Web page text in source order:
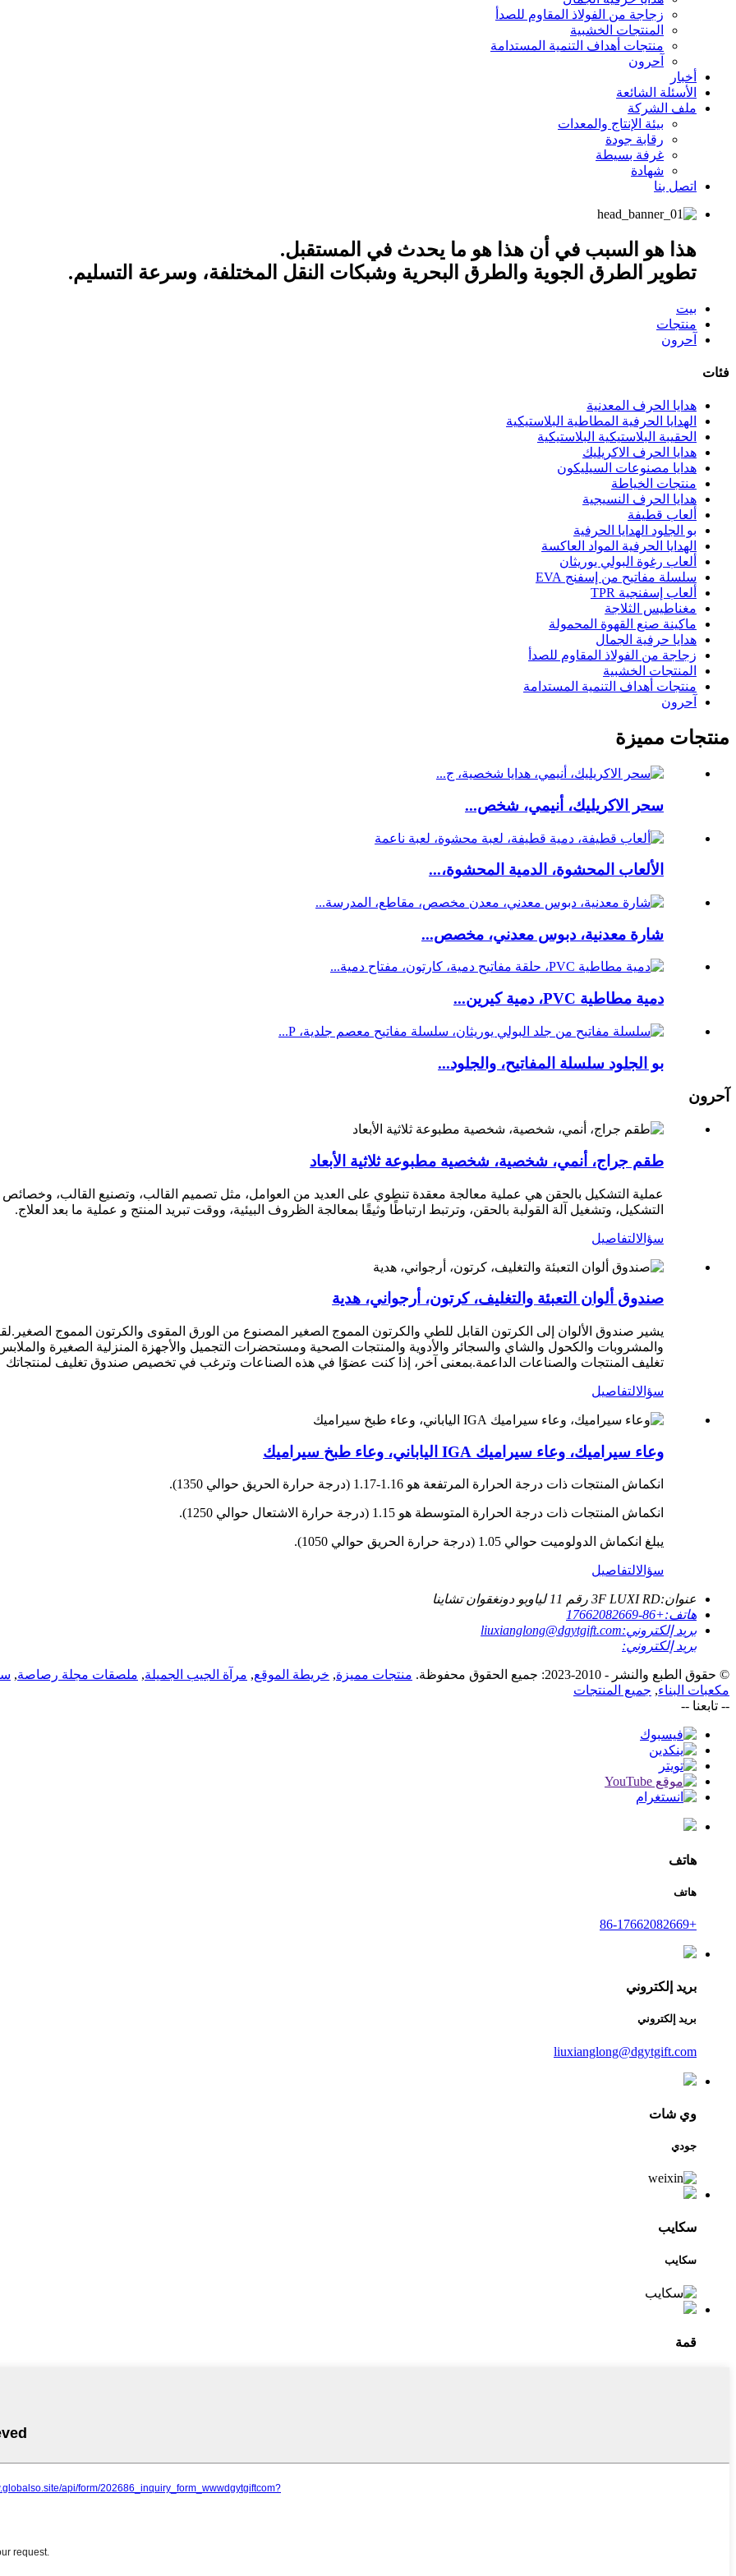
زجاجة من الفولاذ المقاوم للصدأ
المنتجات الخشبية
منتجات أهداف التنمية المستدامة
آحرون
أخبار
الأسئلة الشائعة
ملف الشركة
بيئة الإنتاج والمعدات
رقابة جودة
غرفة بسيطة
شهادة
اتصل بنا
هذا هو السبب في أن هذا هو ما يحدث في المستقبل.
تطوير الطرق الجوية والطرق البحرية وشبكات النقل المختلفة، وسرعة التسليم.
بيت
منتجات
آحرون
فئات
هدايا الحرف المعدنية
الهدايا الحرفية المطاطية البلاستيكية
الحقيبة البلاستيكية البلاستيكية
هدايا الحرف الاكريليك
هدايا مصنوعات السيليكون
منتجات الخياطة
هدايا الحرف النسيجية
ألعاب قطيفة
بو الجلود الهدايا الحرفية
الهدايا الحرفية المواد العاكسة
ألعاب رغوة البولي يوريثان
سلسلة مفاتيح من إسفنج EVA
ألعاب إسفنجية TPR
مغناطيس الثلاجة
ماكينة صنع القهوة المحمولة
هدايا حرفية الجمال
زجاجة من الفولاذ المقاوم للصدأ
المنتجات الخشبية
منتجات أهداف التنمية المستدامة
آحرون
منتجات مميزة
سحر الاكريليك، أنيمي، شخص...
الألعاب المحشوة، الدمية المحشوة،...
شارة معدنية، دبوس معدني، مخصص...
دمية مطاطية PVC، دمية كيرين...
بو الجلود سلسلة المفاتيح، والجلود...
آحرون
طقم جراج، أنمي، شخصية، شخصية مطبوعة ثلاثية الأبعاد
عملية التشكيل بالحقن هي عملية معالجة معقدة تنطوي على العديد من العوامل، مثل تصميم القالب، وتصنيع القالب، وخصائص
التشكيل، وتشغيل آلة القولبة بالحقن، وترتبط ارتباطًا وثيقًا بمعالجة الظروف البيئية، ووقت تبريد المنتج و عملية ما بعد العلاج.
سؤالالتفاصيل
صندوق ألوان التعبئة والتغليف، كرتون، أرجواني، هدية
يشير صندوق الألوان إلى الكرتون القابل للطي والكرتون المموج الصغير المصنوع من الورق المقوى والكرتون المموج
والمشروبات والكحول والشاي والسجائر والأدوية والمنتجات الصحية ومستحضرات التجميل والأجهزة المنزلية الصغيرة
تغليف المنتجات والصناعات الداعمة.بمعنى آخر، إذا كنت عضوًا في هذه الصناعات وترغب في تخصيص صندوق تغليف لمنتجاتك
سؤالالتفاصيل
وعاء سيراميك، وعاء سيراميك IGA الياباني، وعاء طبخ سيراميك
انكماش المنتجات ذات درجة الحرارة المرتفعة هو 1.16-1.17 (درجة حرارة الحريق حوالي 1350).
انكماش المنتجات ذات درجة الحرارة المتوسطة هو 1.15 (درجة حرارة الاشتعال حوالي 1250).
يبلغ انكماش الدولوميت حوالي 1.05 (درجة حرارة الحريق حوالي 1050).
سؤالالتفاصيل
عنوان:3F LUXI RD رقم 11 لياوبو دونغقوان تشاينا
هاتف:+86-17662082669
بريد إلكتروني:liuxianglong@dgytgift.com
بريد إلكتروني:
© حقوق الطبع والنشر - 2010-2023: جميع الحقوق محفوظة. منتجات مميزة, خريطة الموقع, مرآة الجيب الجميلة, ملصقات مجلة رصاصة,
مكعبات البناء, جميع المنتجات
-- تابعنا --
هاتف
هاتف
+86-17662082669
بريد إلكتروني
بريد إلكتروني
liuxianglong@dgytgift.com
وي شات
جودي
سكايب
سكايب
قمة